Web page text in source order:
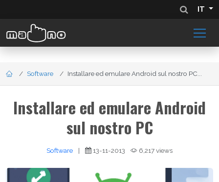
IT
Software Installare ed emulare Android sul nostro PC...
Installare ed emulare Android
sul nostro PC
Software | 13-11-2013 6,217 views